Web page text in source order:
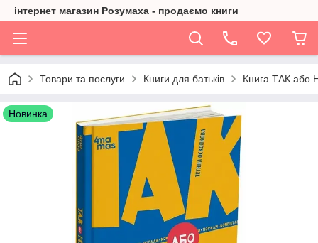
інтернет магазин Розумаха - продаємо книги
Товари та послуги Книги для батьків Книга ТАК або
Новинка